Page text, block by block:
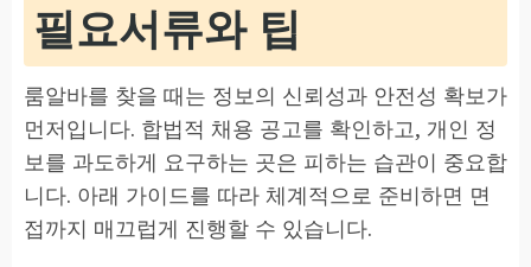
필요서류와 팁
룸알바를 찾을 때는 정보의 신뢰성과 안전성 확보가
먼저입니다. 합법적 채용 공고를 확인하고, 개인 정
보를 과도하게 요구하는 곳은 피하는 습관이 중요합
니다. 아래 가이드를 따라 체계적으로 준비하면 면
접까지 매끄럽게 진행할 수 있습니다.